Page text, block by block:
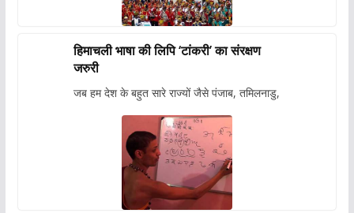
हिमाचली भाषा की लिपि ‘टांकरी’ का संरक्षण
जरुरी
जब हम देश के बहुत सारे राज्यों जैसे पंजाब, तमिलनाडु,